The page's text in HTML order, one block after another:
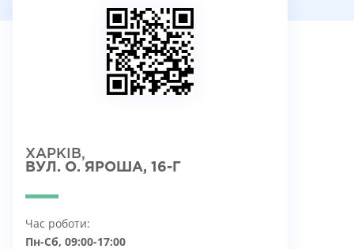
ХАРКІВ,
ВУЛ. О. ЯРОША, 16-Г
Час роботи:
Пн-Сб, 09:00-17:00